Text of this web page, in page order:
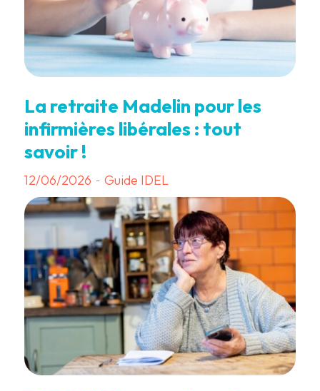
La retraite Madelin pour les
infirmières libérales : tout
savoir !
12/06/2026 - Guide IDEL